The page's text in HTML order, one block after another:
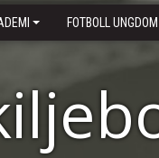
FOTBOLL UNGDOM